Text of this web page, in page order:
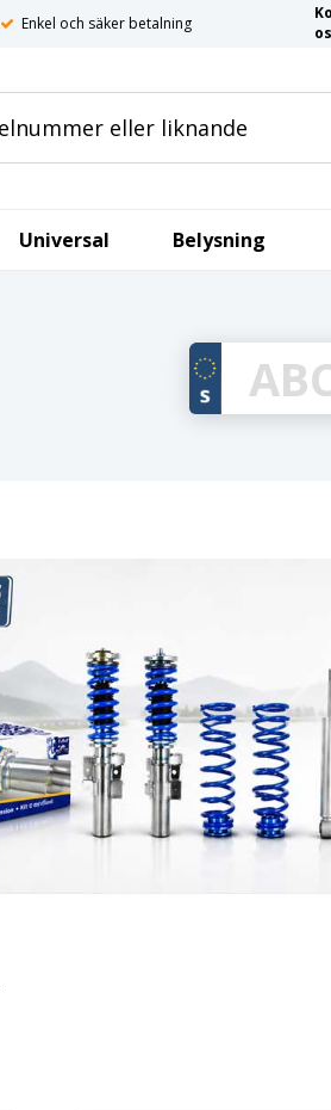
Enkel och säker betalning
Universal Belysning